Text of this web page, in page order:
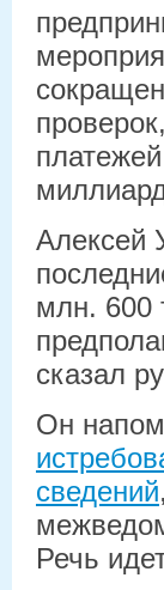
Алексей
млн. 600
сказал
Он
сведений
Речь